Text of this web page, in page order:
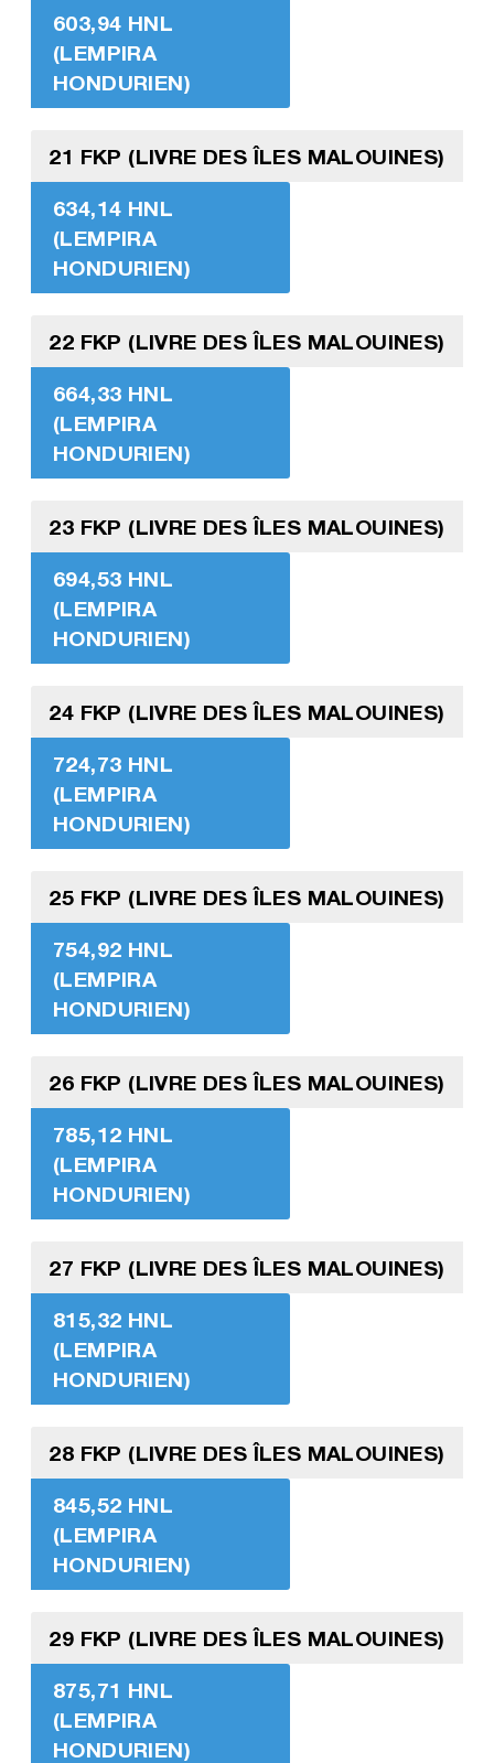
603,94 HNL
(LEMPIRA
HONDURIEN)
21 FKP (LIVRE DES ÎLES MALOUINES)
634,14 HNL
(LEMPIRA
HONDURIEN)
22 FKP (LIVRE DES ÎLES MALOUINES)
664,33 HNL
(LEMPIRA
HONDURIEN)
23 FKP (LIVRE DES ÎLES MALOUINES)
694,53 HNL
(LEMPIRA
HONDURIEN)
24 FKP (LIVRE DES ÎLES MALOUINES)
724,73 HNL
(LEMPIRA
HONDURIEN)
25 FKP (LIVRE DES ÎLES MALOUINES)
754,92 HNL
(LEMPIRA
HONDURIEN)
26 FKP (LIVRE DES ÎLES MALOUINES)
785,12 HNL
(LEMPIRA
HONDURIEN)
27 FKP (LIVRE DES ÎLES MALOUINES)
815,32 HNL
(LEMPIRA
HONDURIEN)
28 FKP (LIVRE DES ÎLES MALOUINES)
845,52 HNL
(LEMPIRA
HONDURIEN)
29 FKP (LIVRE DES ÎLES MALOUINES)
875,71 HNL
(LEMPIRA
HONDURIEN)